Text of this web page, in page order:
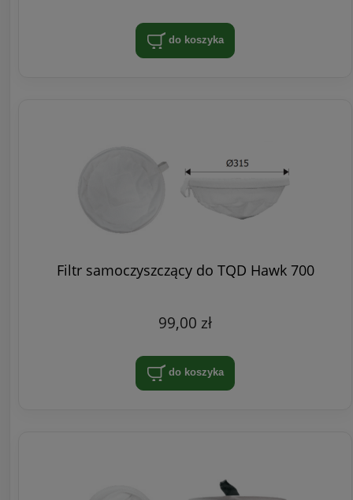
do koszyka
Filtr samoczyszczący do TQD Hawk 700
99,00 zł
do koszyka